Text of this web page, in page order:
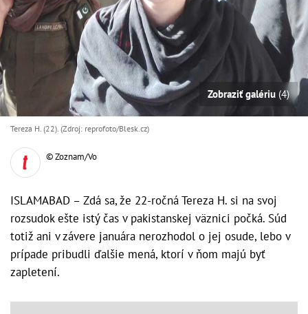
Zobraziť galériu (4)
Tereza H. (22). (Zdroj: reprofoto/Blesk.cz)
© Zoznam/Vo
ISLAMABAD – Zdá sa, že 22-ročná Tereza H. si na svoj
rozsudok ešte istý čas v pakistanskej väznici počká. Súd
totiž ani v závere januára nerozhodol o jej osude, lebo v
prípade pribudli ďalšie mená, ktorí v ňom majú byť
zapletení.